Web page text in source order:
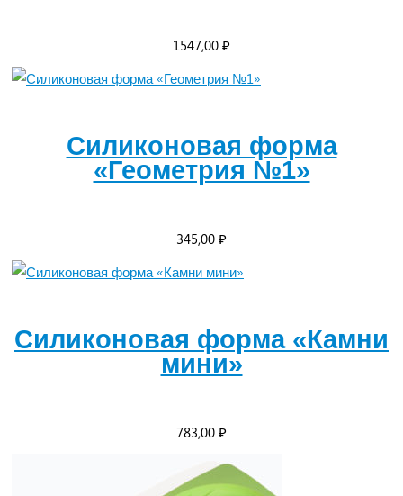
1547,00 ₽
Силиконовая форма
«Геометрия №1»
345,00 ₽
Силиконовая форма «Камни
мини»
783,00 ₽